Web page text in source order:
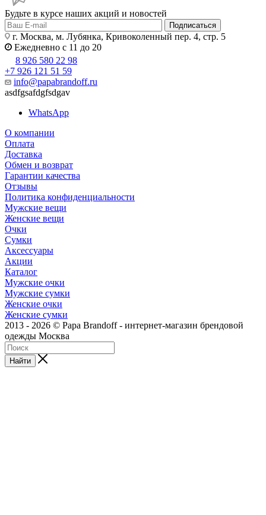
Будьте в курсе наших акций и новостей
Подписаться
г. Москва, м. Лубянка, Кривоколенный пер. 4, стр. 5
Ежедневно с 11 до 20
8 926 580 22 98
+7 926 121 51 59
info@papabrandoff.ru
asdfgsafdgfsdgav
WhatsApp
О компании
Оплата
Доставка
Обмен и возврат
Гарантии качества
Отзывы
Политика конфиденциальности
Мужские вещи
Женские вещи
Очки
Сумки
Аксессуары
Акции
Каталог
Мужские очки
Мужские сумки
Женские очки
Женские сумки
2013 - 2026 © Papa Brandoff - интернет-магазин брендовой
одежды Москва
Найти